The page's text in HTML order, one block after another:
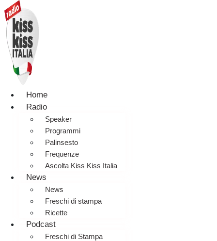
Home
Radio
Speaker
Programmi
Palinsesto
Frequenze
Ascolta Kiss Kiss Italia
News
News
Freschi di stampa
Ricette
Podcast
Freschi di Stampa